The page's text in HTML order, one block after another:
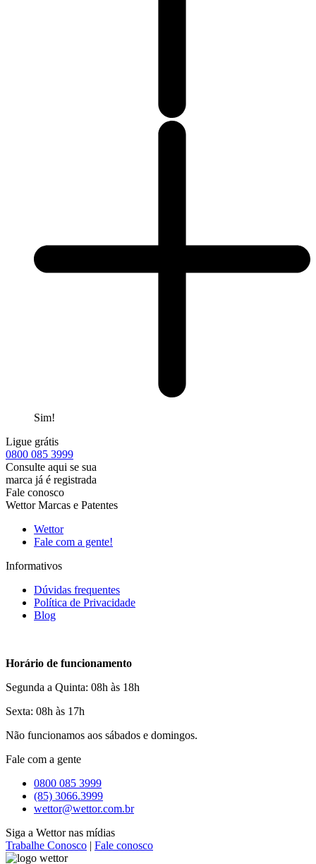
Sim!
Ligue grátis
0800 085 3999
Consulte aqui se sua
marca já é registrada
Fale conosco
Wettor Marcas e Patentes
Wettor
Fale com a gente!
Informativos
Dúvidas frequentes
Política de Privacidade
Blog
Horário de funcionamento
Segunda a Quinta: 08h às 18h
Sexta: 08h às 17h
Não funcionamos aos sábados e domingos.
Fale com a gente
0800 085 3999
(85) 3066.3999
wettor@wettor.com.br
Siga a Wettor nas mídias
Trabalhe Conosco | Fale conosco